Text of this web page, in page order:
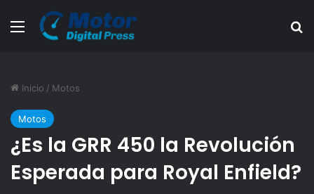
Menú
Inicio / Motos
Motos
¿Es la GRR 450 la Revolución
Esperada para Royal Enfield?